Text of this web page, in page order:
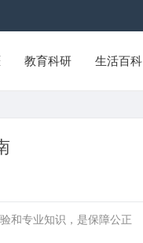
教育科研 生活百科
和专业知识，是保障公正